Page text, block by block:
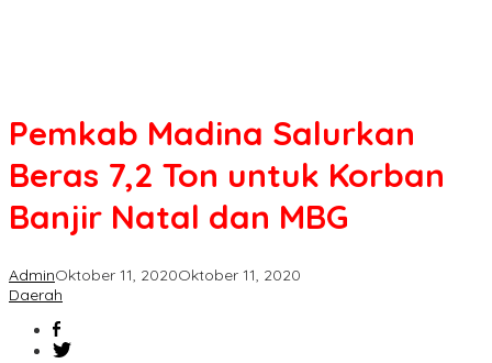
Pemkab Madina Salurkan
Beras 7,2 Ton untuk Korban
Banjir Natal dan MBG
AdminOktober 11, 2020Oktober 11, 2020
Daerah